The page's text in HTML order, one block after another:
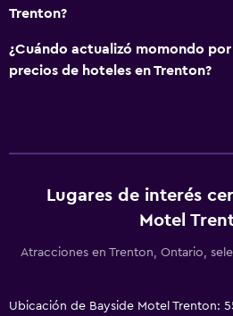
Trenton?
¿Cuándo actualizó momondo
precios de hoteles en Trenton?
Lugares de interés
Motel
Atracciones en Trenton, Ontario,
Ubicación de Bayside Motel Trenton: